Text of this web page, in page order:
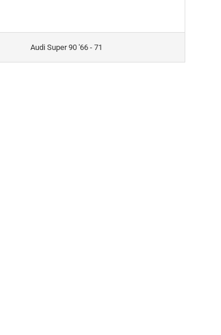
Audi Super 90 '66 - 71